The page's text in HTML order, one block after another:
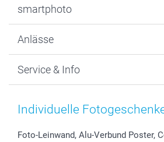
Fotogeschenke
MyNameBook
Fotoabzüge, Fotos als Buch & Poster
Zubehör & Material
Sticker & Etiketten
smartphoto
Warum smartphoto
Datenschutz
AGB
Presse
Anlässe
Neujahr
Muttertag
Kommunion & Konfirmation
Service & Info
Anmelden /Registrieren
Lieferfristen
Individuelle
Foto-Leinwand, Alu-Verbund Poster,